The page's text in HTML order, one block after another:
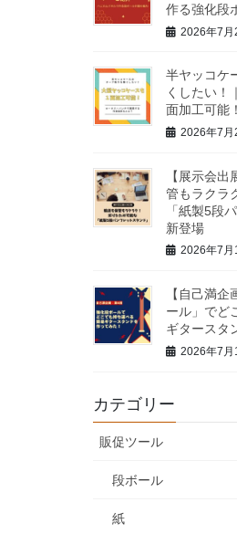
作る強化段
2026年7月
半ヤッコケ
くしたい！
面加工可能！
2026年7月
【展示会
管もラクラ
「紙製5段
新登場
2026年7月
【自己満
ール」でど
ギタースタ
2026年7月
カテゴリー
販促ツール
段ボール
紙